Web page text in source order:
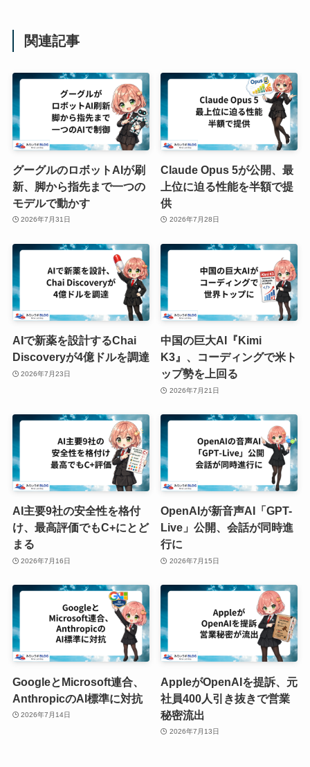
関連記事
グーグルのロボットAIが刷
新、脚から指先まで一つの
モデルで動かす
2026年7月31日
Claude Opus 5が公開、最
上位に迫る性能を半額で提
供
2026年7月28日
AIで新薬を設計するChai
Discoveryが4億ドルを調達
2026年7月23日
中国の巨大AI『Kimi
K3』、コーディングで米ト
ップ勢を上回る
2026年7月21日
AI主要9社の安全性を格付
け、最高評価でもC+にとど
まる
2026年7月16日
OpenAIが新音声AI「GPT-
Live」公開、会話が同時進
行に
2026年7月15日
GoogleとMicrosoft連合、
AnthropicのAI標準に対抗
2026年7月14日
AppleがOpenAIを提訴、元
社員400人引き抜きで営業
秘密流出
2026年7月13日